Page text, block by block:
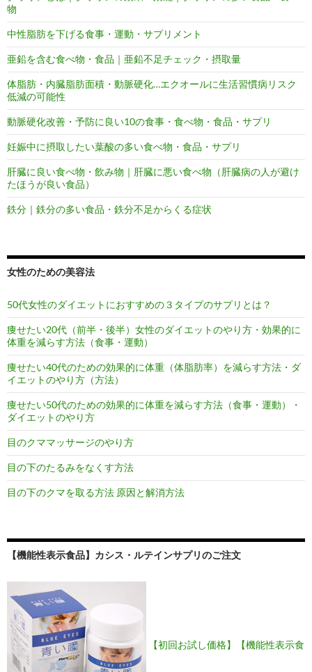
物
中性脂肪を下げる食事・運動・サプリメント
亜鉛を含む食べ物・食品｜亜鉛不足チェック・摂取量
体脂肪・内臓脂肪面積・動脈硬化…エクオールに生活習慣病リスク
低減の可能性
動脈硬化改善・予防に良い10の食事・食べ物・食品・サプリ
妊娠中に摂取したい葉酸の多い食べ物・食品・サプリ
肝臓に良い食べ物・飲み物｜肝臓に悪い食べ物（肝臓病の人が避け
たほうが良い食品）
鉄分｜鉄分の多い食品・鉄分不足からくる症状
女性のための美容法
50代女性のダイエットにおすすめの３タイプのサプリとは？
痩せたい20代（前半・後半）女性のダイエットのやり方・効果的に
体重を減らす方法（食事・運動）
痩せたい40代のための効果的に体重（体脂肪率）を減らす方法・ダ
イエットのやり方（方法）
痩せたい50代のための効果的に体重を減らす方法（食事・運動）・
ダイエットのやり方
目のクママッサージのやり方
目の下のたるみをなくす方法
目の下のクマを取る方法 原因と解消方法
【機能性表示食品】カシス・ルテインサプリのご注文
【初回お試し価格】【機能性表示食